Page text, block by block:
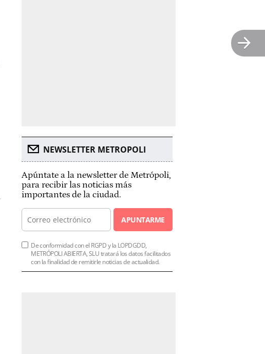
NEWSLETTER METROPOLI
Apúntate a la newsletter de Metrópoli,
para recibir las noticias más
importantes de la ciudad.
APUNTARME
De conformidad con el RGPD y la LOPDGDD,
METRÓPOLI ABIERTA, SLU tratará los datos facilitados
con la finalidad de remitirle noticias de actualidad.